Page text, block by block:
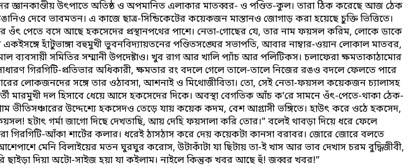
জ্ঞানকাণ্ডীয় উৎপাতে অতিষ্ঠ ও অপমানিত এলাকার মাতব্বর- ও পণ্ডিত-কুল। তারা ঠিক করেছে আজ ঠেক
দেবে ভাবমতন। এ কাজে ছাত্র-সিন্ডিকেটের কয়েকজন মাস্তানও জোগাড় করা হয়েছে চুক্তি ভিত্তিতে।
ওঁৎ পেতে বসে আছে হকসেদের প্রস্থানপথের পাশে। নেতা-গোছের যে, তার নাম ফয়সল করিম, লোকে ডাকে
হাঁটুভাঙ্গা বহুমুখী ভুবনবিদ্যায়তনের পণ্ডিতসঙ্ঘের সভাপতি, আবার নাম্বার-ওয়ান লোকাল মাতবর,
ব্যবসায়ী সমিতির সম্মানী উপদেষ্টাও। খুব রাগ আর খালি প্যাঁচ আর পলিটিকস। চলাফেরা ক্ষমতাকাঠামোর
গিরগিটি-প্রতিভার অধিকারী, ক্ষমতার রং বদলে গেলে তালে-তালে নিজের রঙও বদলে ফেলতে পারে
লোকজনদের সঙ্গে তার ওঠাবসা, আশনাই ও মিথোজীবিতা। তো, সেই নেতা-ফয়সল কয়েকজন চ্যালাসহ
মারমুখী দল হিসাবে ধেয়ে আসে হকসেদের দিকে। অবস্থা বেগতিক আঁচ ক’রে সামনে ওঁৎ-পেতে-থাকা ঠেক-
ভীতিসঞ্চারের উদ্দেশ্যে হকসেদও তেড়ে যায় কয়েক কদম, বেশ আগ্রাসী ভঙ্গিতে। হাউৎ করে ওঠে হকসেদ,
হটাৎ গর্মা জাগো দিছে দেখতাছি, আয় দেহি ফয়সালা করি তোর।” বলেই থাবড়া দিয়ে ধরে ফেলে
গিরগিটি-আঁকা শার্টের কলার। ধরেই ঠাসঠাস করে দেয় কয়েকটা কানসা বরাবর। জোরে জোরে বলতে
মেনি বিলাইয়ের মতন ঘুরঘুর করোস, উটাকাঁটা যা ছিটায় তা-ই খাস আর ভাব দেখাস চরম বুদ্ধিজীবী,
ছাইড়া দিয়া অটো-সাইজ হয়া যা কইলাম। নাইলে কিন্তুক খবর আছে হুঁ! জব্বর খবর!”